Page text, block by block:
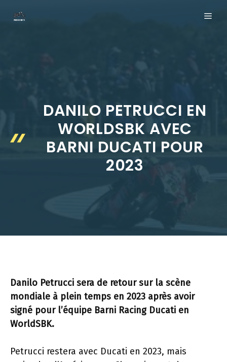
DANILO PETRUCCI EN
WORLDSBK AVEC
BARNI DUCATI POUR
2023
Danilo Petrucci sera de retour sur la scène
mondiale à plein temps en 2023 après avoir
signé pour l’équipe Barni Racing Ducati en
WorldSBK.
Petrucci restera avec Ducati en 2023, mais